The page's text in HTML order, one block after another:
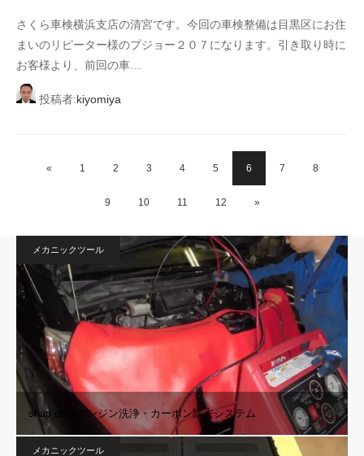
さくら車検横浜支店の清宮です。今回の車検整備は目黒区にお住
まいのリピーター様のプジョー２０７になります。引き取り時に
お客様より、前回の車…
投稿者:kiyomiya
« 1 2 3 4 5 6 7 8
9 10 11 12 »
メカニックツール
snap onのエンジン洗浄・カーボン除去システム
メカニックツール